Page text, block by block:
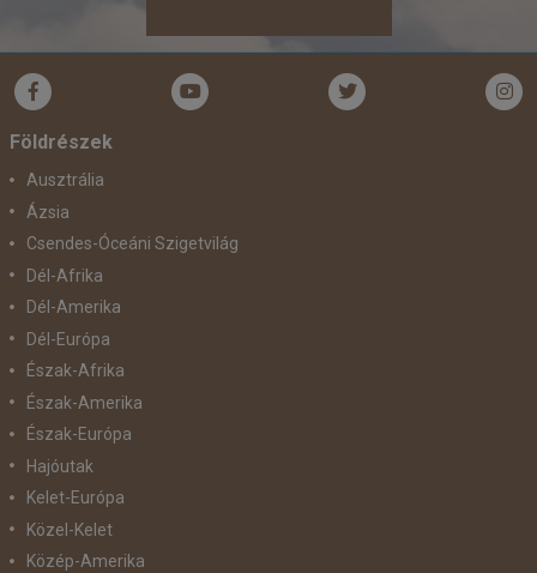
Földrészek
Ausztrália
Ázsia
Csendes-Óceáni Szigetvilág
Dél-Afrika
Dél-Amerika
Dél-Európa
Észak-Afrika
Észak-Amerika
Észak-Európa
Hajóutak
Kelet-Európa
Közel-Kelet
Közép-Amerika